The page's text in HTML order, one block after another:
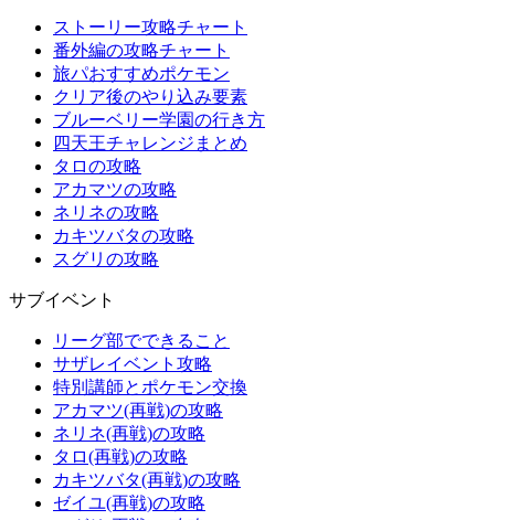
ストーリー攻略チャート
番外編の攻略チャート
旅パおすすめポケモン
クリア後のやり込み要素
ブルーベリー学園の行き方
四天王チャレンジまとめ
タロの攻略
アカマツの攻略
ネリネの攻略
カキツバタの攻略
スグリの攻略
サブイベント
リーグ部でできること
サザレイベント攻略
特別講師とポケモン交換
アカマツ(再戦)の攻略
ネリネ(再戦)の攻略
タロ(再戦)の攻略
カキツバタ(再戦)の攻略
ゼイユ(再戦)の攻略